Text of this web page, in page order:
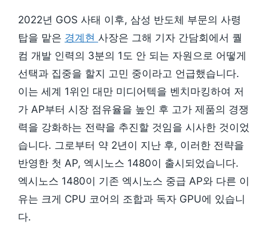
2022년 GOS 사태 이후, 삼성 반도체 부문의 사령
탑을 맡은 경계현 사장은 그해 기자 간담회에서 퀄
컴 개발 인력의 3분의 1도 안 되는 자원으로 어떻게
선택과 집중을 할지 고민 중이라고 언급했습니다.
이는 세계 1위인 대만 미디어텍을 벤치마킹하여 저
가 AP부터 시장 점유율을 높인 후 고가 제품의 경쟁
력을 강화하는 전략을 추진할 것임을 시사한 것이었
습니다. 그로부터 약 2년이 지난 후, 이러한 전략을
반영한 첫 AP, 엑시노스 1480이 출시되었습니다.
엑시노스 1480이 기존 엑시노스 중급 AP와 다른 이
유는 크게 CPU 코어의 조합과 독자 GPU에 있습니
다.